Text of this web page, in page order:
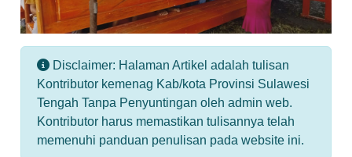
Disclaimer: Halaman Artikel adalah tulisan
Kontributor kemenag Kab/kota Provinsi Sulawesi
Tengah Tanpa Penyuntingan oleh admin web.
Kontributor harus memastikan tulisannya telah
memenuhi panduan penulisan pada website ini.